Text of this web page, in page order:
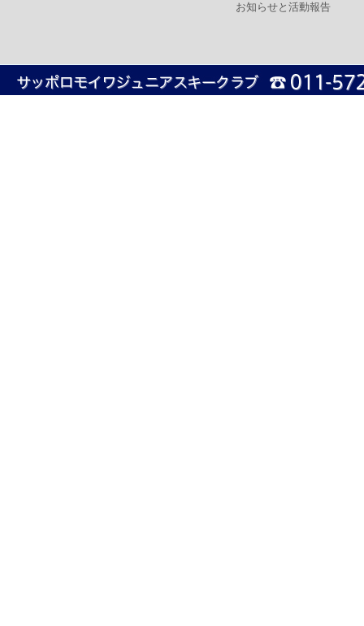
お知らせと活動報告